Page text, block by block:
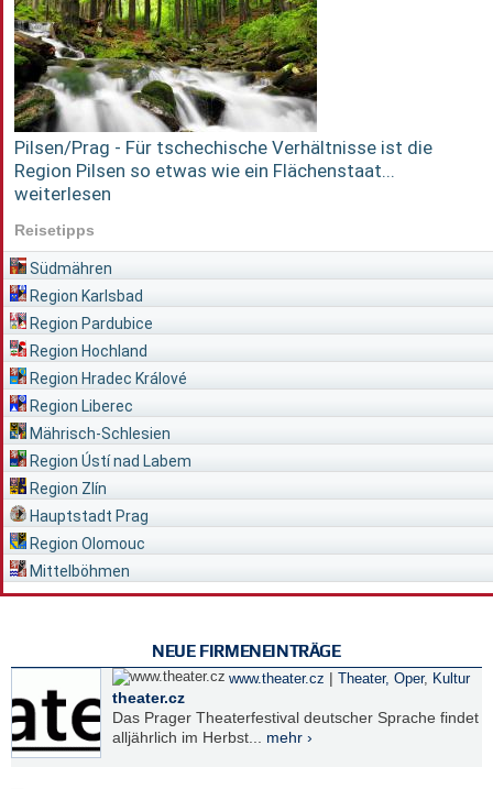
Pilsen/Prag - Für tschechische Verhältnisse ist die
Region Pilsen so etwas wie ein Flächenstaat...
weiterlesen
Reisetipps
Südmähren
Region Karlsbad
Region Pardubice
Region Hochland
Region Hradec Králové
Region Liberec
Mährisch-Schlesien
Region Ústí nad Labem
Region Zlín
Hauptstadt Prag
Region Olomouc
Mittelböhmen
NEUE FIRMENEINTRÄGE
www.theater.cz | Theater, Oper, Kultur
theater.cz
Das Prager Theaterfestival deutscher Sprache findet
alljährlich im Herbst... mehr ›